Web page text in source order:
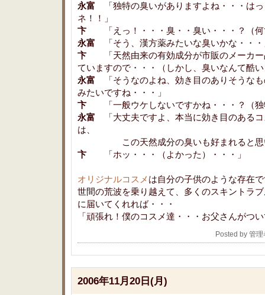
永富 「独特の臭いがありますよね・・・は
ネ！！」
卞 「えっ！・・・臭・・臭い・・・？（何
永富 「そう、漢方薬みたいな臭いかな・・
卞 「天然由来の有効成分が市販のメーカー
ていますので・・・（しかし、臭いなんて酷
永富 「そうなのよね、効き目のありそうな
みたいですね・・・」
卞 「一般ウケしないですかね・・・？（独
永富 「大丈夫ですよ、本当に効き目のある
は、
この天然成分の臭いも好まれると思
卞 「ホッ・・・（よかった）・・・」
オリジナルコスメ は自分の子供のような存在
世間の荒波を乗り越えて、多くのスキントラ
に届いてくれれば・・・
「頑張れ！僕のコスメ達・・・お父さんがつ
Posted by 管
2006年11月20日(月)